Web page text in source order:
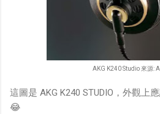
AKG K240 Studio 來源:
這圖是 AKG K240 STUDIO，外觀上
😂